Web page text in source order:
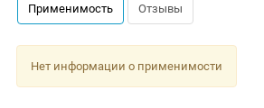
Применимость Отзывы
Нет информации о применимости